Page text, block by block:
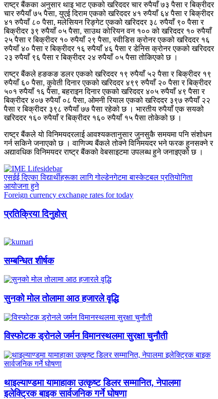
राष्ट्र बैंकका अनुसार थाइ भाट एकको खरिददर चार रुपैयाँ ७३ पैसा र बिक्रीदर
चार रुपैयाँ ७५ पैसा, युएई दिराम एकको खरिददर ४१ रुपैयाँ ६४ पैसा र बिक्रीदर
४१ रुपैयाँ ८० पैसा, मलेसियन रिङ्गेट एकको खरिददर ३८ रुपैयाँ ९० पैसा र
बिक्रीदर ३९ रुपैयाँ ०५ पैसा, साउथ कोरियन वन १०० को खरिददर १० रुपैयाँ
२५ पैसा र बिक्रीदर १० रुपैयाँ २९ पैसा, स्वीडिस क्रोनर एकको खरिददर १६
रुपैयाँ ४० पैसा र बिक्रीदर १६ रुपैयाँ ४६ पैसा र डेनिस क्रोनर एकको खरिददर
२३ रुपैयाँ ९६ पैसा र बिक्रीदर २४ रुपैयाँ ०५ पैसा तोकिएको छ ।
राष्ट्र बैंकले हङकङ डलर एकको खरिददर १९ रुपैयाँ ५२ पैसा र बिक्रीदर १९
रुपैयाँ ६० पैसा, कुवेती दिनार एकको खरिददर ४९९ रुपैयाँ २० पैसा र बिक्रीदर
५०१ रुपैयाँ १६ पैसा, बहराइन दिनार एकको खरिददर ४०५ रुपैयाँ ४९ पैसा र
बिक्रीदर ४०७ रुपैयाँ ०८ पैसा, ओमनी रियाल एकको खरिददर ३९७ रुपैयाँ २२
पैसा र बिक्रीदर ३९८ रुपैयाँ ७७ पैसा रहेको छ । भारतीय रुपैयाँ एक सयको
खरिददर १६० रुपैयाँ र बिक्रीदर १६० रुपैयाँ १५ पैसा तोकेको छ ।
राष्ट्र बैंकले यो विनिमयदरलाई आवश्यकतानुसार जुनसुकै समयमा पनि संशोधन
गर्न सकिने जनाएको छ । वाणिज्य बैंकले तोक्ने विनिमयदर भने फरक हुनसक्ने र
अद्यावधिक विनिमयदर राष्ट्र बैंकको वेबसाइटमा उपलब्ध हुने जनाइएको छ ।
एसईई दिएका विद्यार्थीहरूका लागि गोल्डेनगेटमा बास्केटबल प्रतियोगिता
आयोजना हुने
Foreign currency exchange rates for today
प्रतिक्रिया दिनुहोस्
सम्बन्धित शीर्षक
सुनको मोल तोलामा आठ हजारले वृद्धि
विस्फोटक ड्रोनले जर्मन विमानस्थलमा सुरक्षा चुनौती
थाइल्याण्डमा यामाहाका उत्कृष्ट डिलर सम्मानित, नेपालमा
इलेक्ट्रिक बाइक सार्वजनिक गर्ने घोषणा